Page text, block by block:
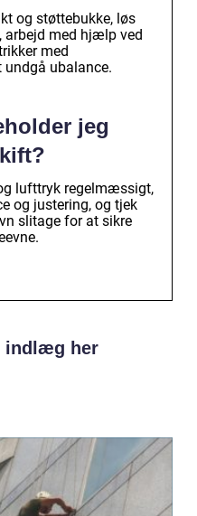
og støttebukke, løs
med hjælp ved
med
ubalance.
jeg
lufttryk regelmæssigt,
og justering, og tjek
slitage for at sikre
indlæg her